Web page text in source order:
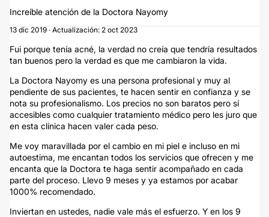
Increíble atención de la Doctora Nayomy
13 dic 2019 · Actualización: 2 oct 2023
Fui porque tenía acné, la verdad no creía que tendría resultados
tan buenos pero la verdad es que me cambiaron la vida.
La Doctora Nayomy es una persona profesional y muy al
pendiente de sus pacientes, te hacen sentir en confianza y se
nota su profesionalismo. Los precios no son baratos pero sí
accesibles como cualquier tratamiento médico pero les juro que
en esta clínica hacen valer cada peso.
Me voy maravillada por el cambio en mi piel e incluso en mi
autoestima, me encantan todos los servicios que ofrecen y me
encanta que la Doctora te haga sentir acompañado en cada
parte del proceso. Llevo 9 meses y ya estamos por acabar
1000% recomendado.
Inviertan en ustedes, nadie vale más el esfuerzo. Y en los 9